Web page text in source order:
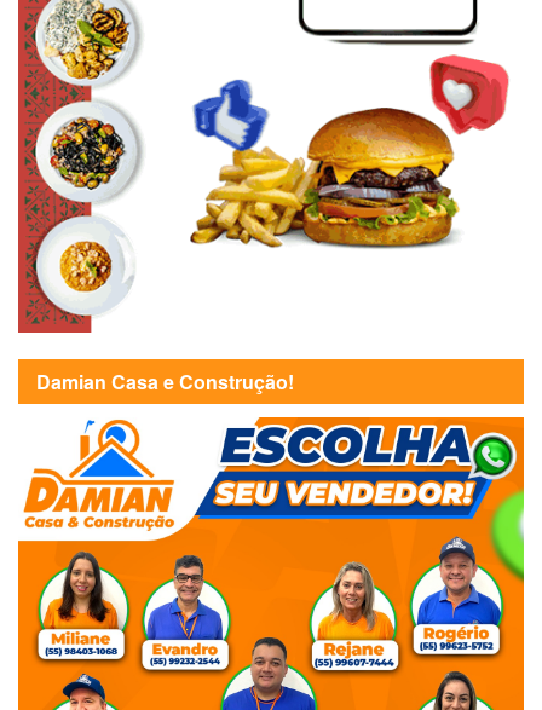
Damian Casa e Construção!